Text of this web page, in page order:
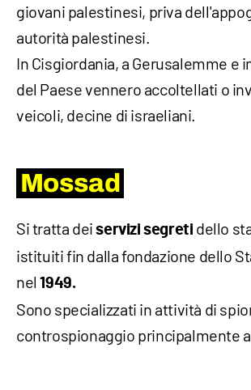
giovani palestinesi, priva
autorità palestinesi.
In Cisgiordania, a Gerusalemme e
del Paese vennero accoltellati o
veicoli, decine di israeliani.
Mossad
Si tratta deiservizi segreti dello
istituiti fin dalla fondazione dello
nel1949.
Sono specializzati in attività di
controspionaggio principalmente